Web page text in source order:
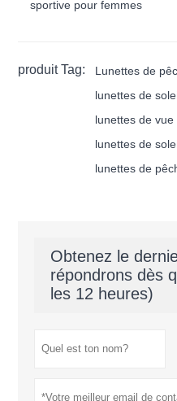
sportive pour femmes
produit Tag:
Lunettes de
lunettes de
lunettes de vue
lunettes de
lunettes de
Obtenez le
répondrons dès
les 12 heures)